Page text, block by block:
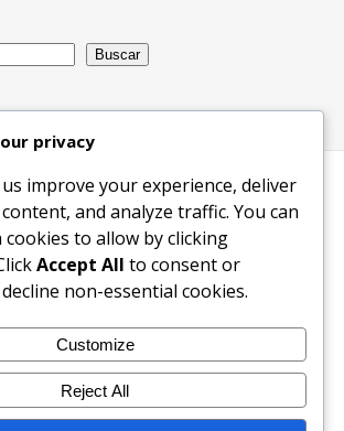
Buscar
Blog
Bloques Temáticos
Contactos
Acerca de
Ingreso
- Ecosistema Digital Inclusivo
privacy
improve your experience, deliver
and analyze traffic. You can
cookies to allow by clicking
Accept All to consent or
non-essential cookies.
Customize
Reject All